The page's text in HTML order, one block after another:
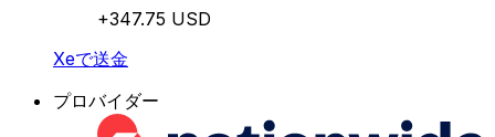
+347.75 USD
Xeで送金
プロバイダー